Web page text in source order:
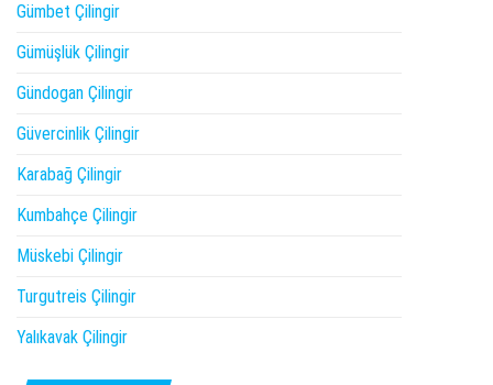
Gümbet Çilingir
Gümüşlük Çilingir
Gündogan Çilingir
Güvercinlik Çilingir
Karabağ Çilingir
Kumbahçe Çilingir
Müskebi Çilingir
Turgutreis Çilingir
Yalıkavak Çilingir